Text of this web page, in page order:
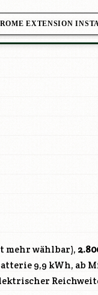
EXTENSION
mehr wählbar),
9,9 kWh, ab